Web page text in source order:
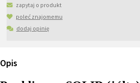
zapytaj o produkt
poleć znajomemu
dodaj opinię
Opis